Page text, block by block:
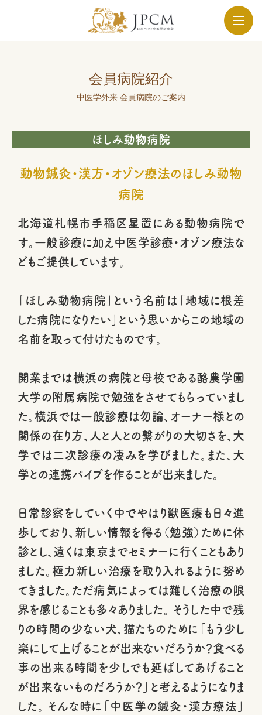
会員病院紹介
中医学外来 会員病院のご案内
ほしみ動物病院
動物鍼灸・漢方・オゾン療法のほしみ動物
病院
北海道札幌市手稲区星置にある動物病院で
す。一般診療に加え中医学診療・オゾン療法な
どもご提供しています。
「ほしみ動物病院」という名前は「地域に根差
した病院になりたい」という思いからこの地域の
名前を取って付けたものです。
開業までは横浜の病院と母校である酪農学園
大学の附属病院で勉強をさせてもらっていまし
た。横浜では一般診療は勿論、オーナー様との
関係の在り方、人と人との繋がりの大切さを、大
学では二次診療の凄みを学びました。また、大
学との連携パイプを作ることが出来ました。
日常診察をしていく中でやはり獣医療も日々進
歩しており、新しい情報を得る（勉強）ために休
診とし、遠くは東京までセミナーに行くこともあり
ました。極力新しい治療を取り入れるように努め
てきました。ただ病気によっては難しく治療の限
界を感じることも多々ありました。 そうした中で残
りの時間の少ない犬、猫たちのために「もう少し
楽にして上げることが出来ないだろうか？食べる
事の出来る時間を少しでも延ばしてあげること
が出来ないものだろうか？」と考えるようになりま
した。 そんな時に「中医学の鍼灸・漢方療法」